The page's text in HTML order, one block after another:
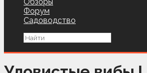
Форум
Садоводство